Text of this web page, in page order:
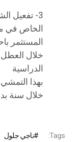
3- تفعيل
الخاص في
المستثمر
خلال العطل
الدراسية
بھذا
خلال سنة
Tags: ناجي جلول